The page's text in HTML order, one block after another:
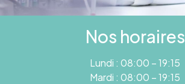
Nos horaires
Lundi : 08:00 – 19:15
Mardi : 08:00 – 19:15